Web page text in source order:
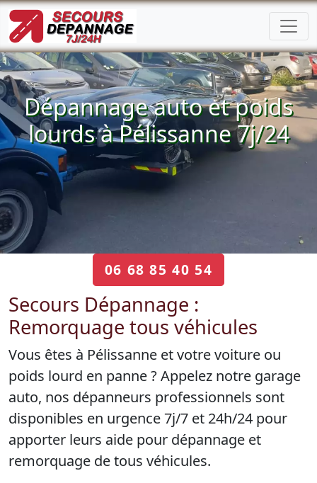
Dépannage auto et poids
lourds à Pélissanne 7j/24
06 68 85 40 54
Secours Dépannage :
Remorquage tous véhicules
Vous êtes à Pélissanne et votre voiture ou
poids lourd en panne ? Appelez notre garage
auto, nos dépanneurs professionnels sont
disponibles en urgence 7j/7 et 24h/24 pour
apporter leurs aide pour dépannage et
remorquage de tous véhicules.